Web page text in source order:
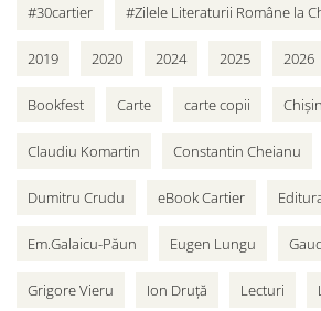
#30cartier #Zilele Literaturii Române la
2019 2020 2024 2025 2026
Bookfest Carte carte copii
Claudiu Komartin Constantin Cheianu
Dumitru Crudu eBook Cartier
Em.Galaicu-Păun Eugen Lungu
Grigore Vieru Ion Druță Lecturi